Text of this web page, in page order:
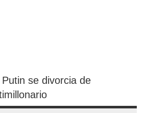
se divorcia de